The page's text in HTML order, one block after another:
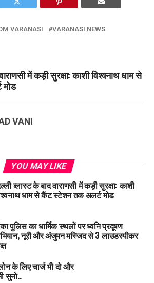
VARANASI
VARANASI NEWS
में कड़ी सुरक्षा: काशी विश्वनाथ धाम से
VANI
YOU MAY LIKE
ब्लास्ट के बाद वाराणसी में कड़ी सुरक्षा: काशी
धाम से कैंट स्टेशन तक अलर्ट मोड
पुलिस का धार्मिक स्थलों पर ध्वनि प्रदूषण
नूरी और अंजुमन मस्जिद से 3 लाउडस्पीकर
के लिए चार्ज भी दो और
सुनो..